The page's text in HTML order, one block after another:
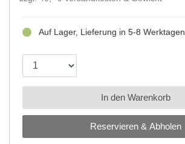
Reservieren & Abholen
Auf Lager, Lieferung in 5-8 Werktagen
In den Warenkorb